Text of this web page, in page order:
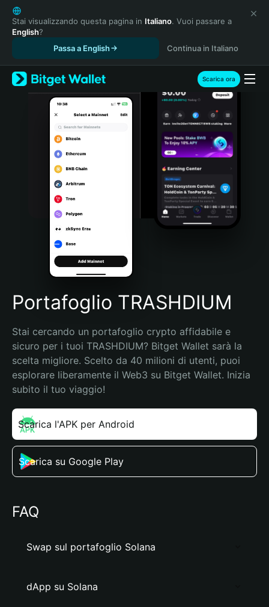
English
日本語
Tiếng Việt
Español (Latinoamérica)
Türkçe
Italiano
Português (Portugal)
Bahasa Indonesia
Português (Brasil)
Español (Argentina)
Stai visualizzando questa pagina in Italiano. Vuoi passare a
English?
Passa a English
Continua in Italiano
Scarica ora
Portafoglio TRASHDIUM
Stai cercando un portafoglio crypto affidabile e
sicuro per i tuoi TRASHDIUM? Bitget Wallet sarà la
scelta migliore. Scelto da 40 milioni di utenti, puoi
esplorare liberamente il Web3 su Bitget Wallet. Inizia
subito il tuo viaggio!
Scarica l'APK per Android
Scarica su Google Play
FAQ
Swap sul portafoglio Solana
dApp su Solana